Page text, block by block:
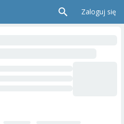
Zaloguj się